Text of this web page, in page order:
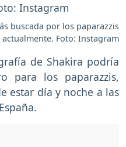
buscada por los paparazzis
actualmente. Foto: Instagram
de Shakira podría
para los paparazzis,
estar día y noche a las